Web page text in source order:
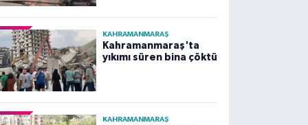
KAHRAMANMARAŞ
Kahramanmaraş'ta
yıkımı süren bina çöktü
KAHRAMANMARAŞ